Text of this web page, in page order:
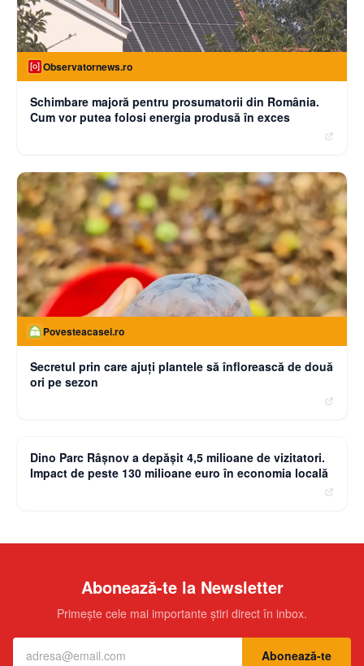
Observatornews.ro
Schimbare majoră pentru prosumatorii din România.
Cum vor putea folosi energia produsă în exces
Povesteacasei.ro
Secretul prin care ajuți plantele să înflorească de două
ori pe sezon
Dino Parc Râșnov a depășit 4,5 milioane de vizitatori.
Impact de peste 130 milioane euro în economia locală
Abonează-te la Newsletter
Primește cele mai importante știri direct în inbox.
Abonează-te